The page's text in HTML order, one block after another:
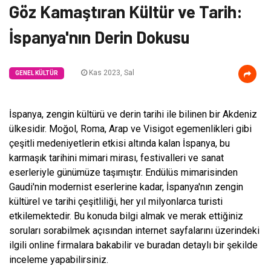
Göz Kamaştıran Kültür ve Tarih:
İspanya'nın Derin Dokusu
GENEL KÜLTÜR Kas 2023, Sal
İspanya, zengin kültürü ve derin tarihi ile bilinen bir Akdeniz
ülkesidir. Moğol, Roma, Arap ve Visigot egemenlikleri gibi
çeşitli medeniyetlerin etkisi altında kalan İspanya, bu
karmaşık tarihini mimari mirası, festivalleri ve sanat
eserleriyle günümüze taşımıştır. Endülüs mimarisinden
Gaudi'nin modernist eserlerine kadar, İspanya'nın zengin
kültürel ve tarihi çeşitliliği, her yıl milyonlarca turisti
etkilemektedir. Bu konuda bilgi almak ve merak ettiğiniz
soruları sorabilmek açısından internet sayfalarını üzerindeki
ilgili online firmalara bakabilir ve buradan detaylı bir şekilde
inceleme yapabilirsiniz.